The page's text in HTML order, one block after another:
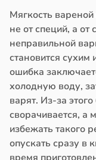
Мягкость
не от специй, а от
неправильной
становится
ошибка
холодную воду,
варят. Из-за
сворачивается, а
избежать такого
опускать сразу в